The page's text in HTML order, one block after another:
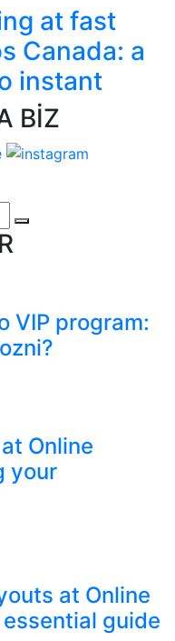
at fast
Canada: a
instant
BİZ
VIP program:
Online
your
at Online
essential guide